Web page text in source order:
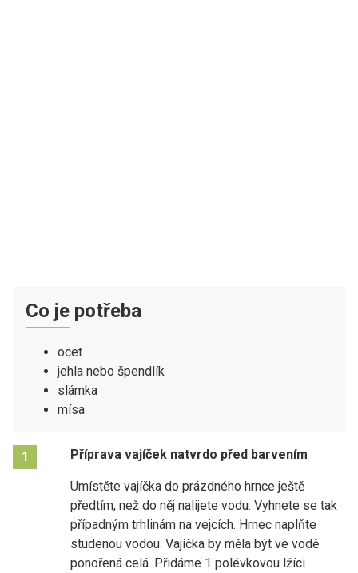
Co je potřeba
ocet
jehla nebo špendlík
slámka
mísa
1 Příprava vajíček natvrdo před barvením
Umístěte vajíčka do prázdného hrnce ještě
předtím, než do něj nalijete vodu. Vyhnete se tak
případným trhlinám na vejcích. Hrnec naplňte
studenou vodou. Vajíčka by měla být ve vodě
ponořená celá. Přidáme 1 polévkovou lžíci